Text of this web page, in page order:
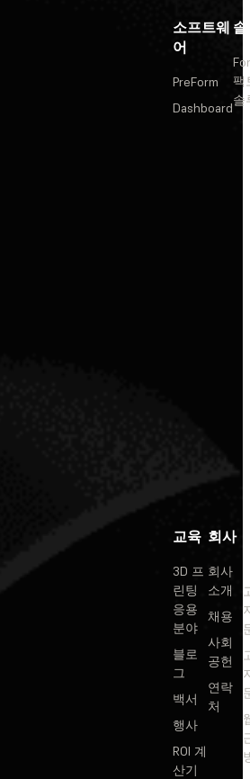
소프트웨
어
PreForm
Dashboard
팩
솔
교육
3D 프
린팅
응용
분야
블로
그
백서
행사
ROI 계
산기
회사
회사
소개
채용
사회
공헌
연락
처